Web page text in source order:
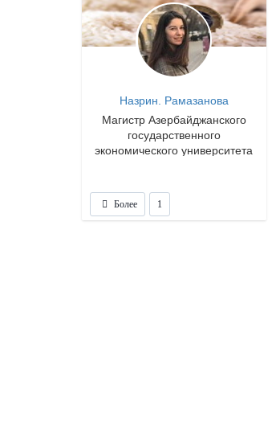
Назрин. Рамазанова
Магистр Азербайджанского
государственного
экономического университета
Более 1